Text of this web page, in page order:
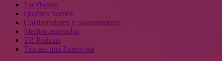
Escríbenos
Quiénes Somos
Colaboradores y colaboradoras
Medios asociados
TR Podcast
Tómate una Entrevista